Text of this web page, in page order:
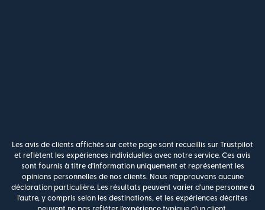
Les avis de clients affichés sur cette page sont recueillis sur Trustpilot
et reflètent les expériences individuelles avec notre service. Ces avis
sont fournis à titre d'information uniquement et représentent les
opinions personnelles de nos clients. Nous n'approuvons aucune
déclaration particulière. Les résultats peuvent varier d'une personne à
l'autre, y compris selon les destinations, et les expériences décrites